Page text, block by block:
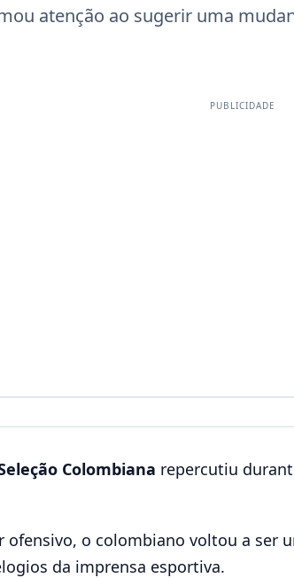
atenção ao sugerir uma
PUBLICIDADE
Colombiana repercutiu
o colombiano voltou a ser
da imprensa esportiva.